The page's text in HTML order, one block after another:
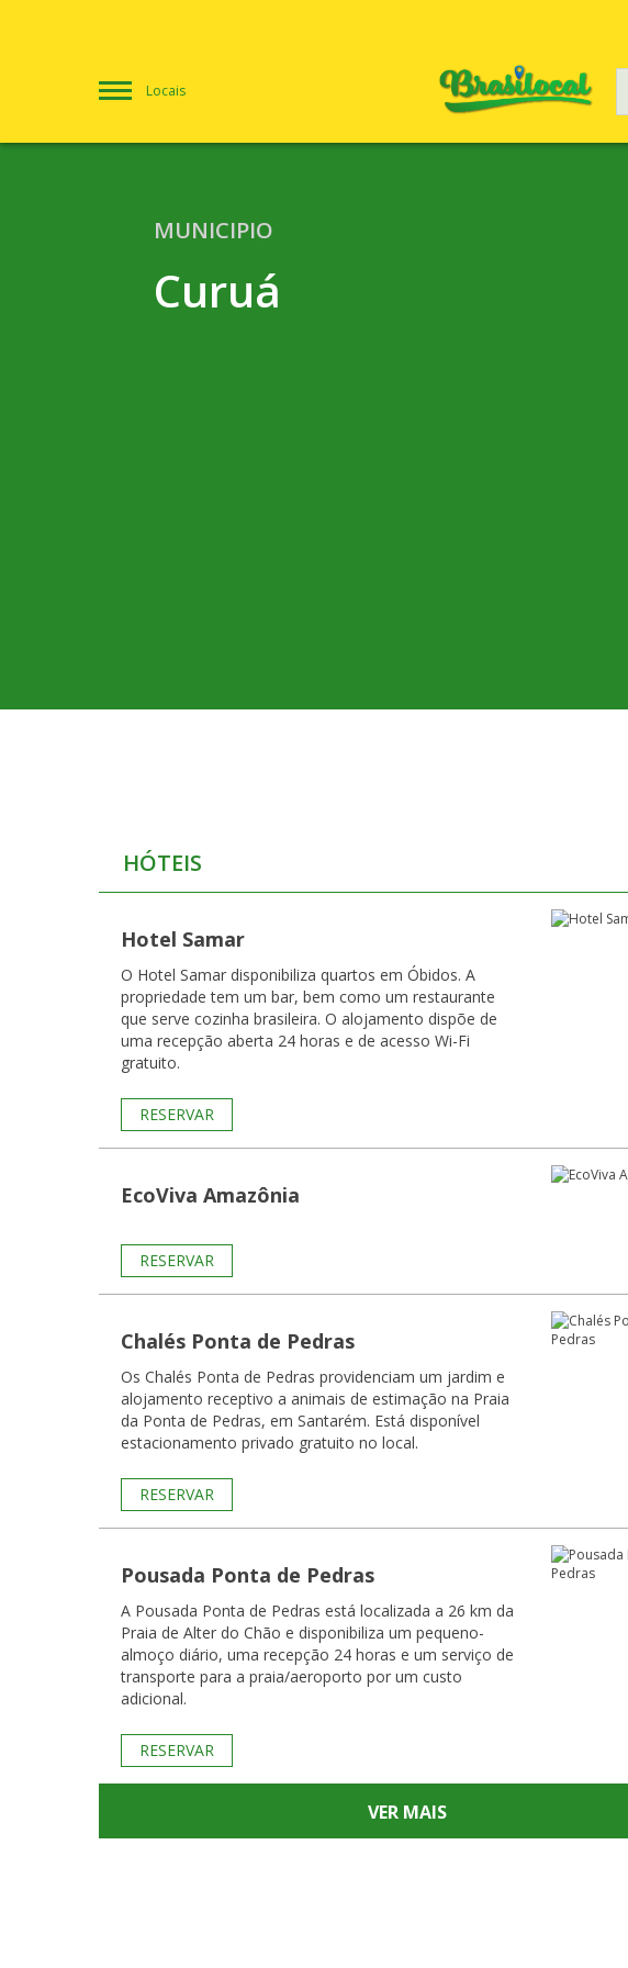
Locais
MUNICIPIO
Curuá
HÓTEIS
Hotel Samar
O Hotel Samar disponibiliza quartos em Óbidos. A
propriedade tem um bar, bem como um restaurante
que serve cozinha brasileira. O alojamento dispõe de
uma recepção aberta 24 horas e de acesso Wi-Fi
gratuito.
RESERVAR
EcoViva Amazônia
RESERVAR
Chalés Ponta de Pedras
Os Chalés Ponta de Pedras providenciam um jardim e
alojamento receptivo a animais de estimação na Praia
da Ponta de Pedras, em Santarém. Está disponível
estacionamento privado gratuito no local.
RESERVAR
Pousada Ponta de Pedras
A Pousada Ponta de Pedras está localizada a 26 km da
Praia de Alter do Chão e disponibiliza um pequeno-
almoço diário, uma recepção 24 horas e um serviço de
transporte para a praia/aeroporto por um custo
adicional.
RESERVAR
VER MAIS